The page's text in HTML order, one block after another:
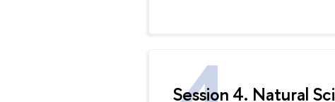
Session 4. Natural